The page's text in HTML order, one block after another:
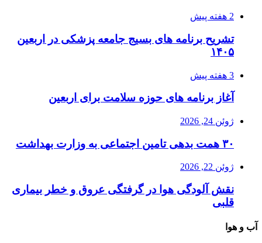
2 هفته پیش
تشریح برنامه های بسیج جامعه پزشکی در اربعین
۱۴۰۵
3 هفته پیش
آغاز برنامه های حوزه سلامت برای اربعین
ژوئن 24, 2026
۳۰ همت بدهی تامین اجتماعی به وزارت بهداشت
ژوئن 22, 2026
نقش آلودگی هوا در گرفتگی عروق و خطر بیماری
قلبی
آب و هوا